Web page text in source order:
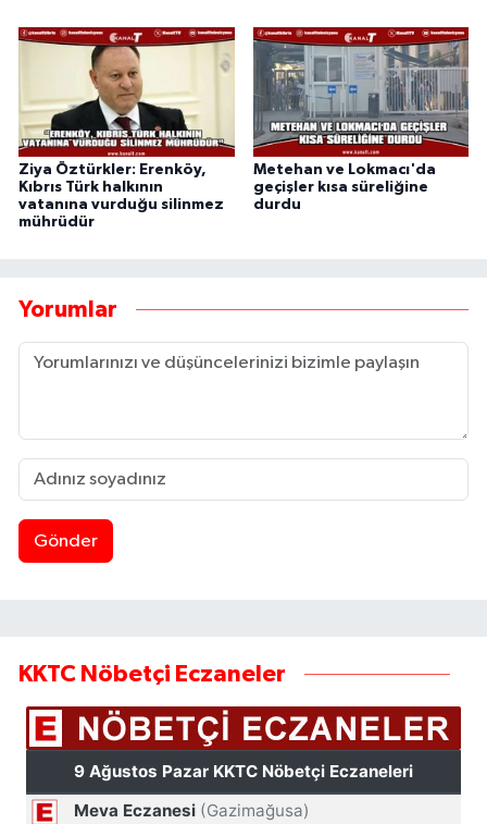
Ziya Öztürkler: Erenköy,
Kıbrıs Türk halkının
vatanına vurduğu silinmez
mührüdür
Metehan ve Lokmacı'da
geçişler kısa süreliğine
durdu
Yorumlar
Gönder
KKTC Nöbetçi Eczaneler